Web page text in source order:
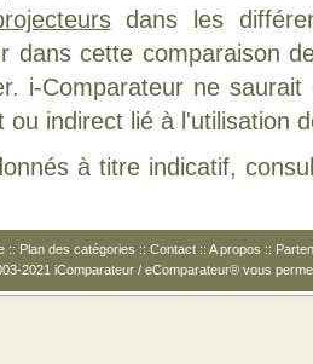
dans les
dans cette comparaison
i-Comparateur ne
ou indirect lié à l'utilisation
à titre indicatif,
:: Plan des catégories :: Contact :: A propos ::
2021 iComparateur / eComparateur® vous